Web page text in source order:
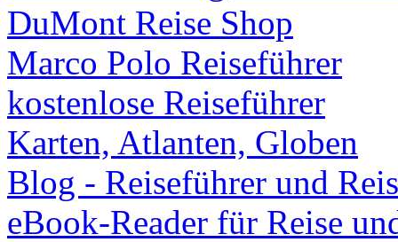
DuMont Reise Shop
Marco Polo Reiseführer
kostenlose Reiseführer
Karten, Atlanten, Globen
Blog - Reiseführer und
eBook-Reader für Reise